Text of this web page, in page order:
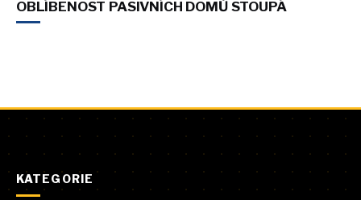
OBLÍBENOST PASIVNÍCH DOMŮ STOUPÁ
KATEGORIE